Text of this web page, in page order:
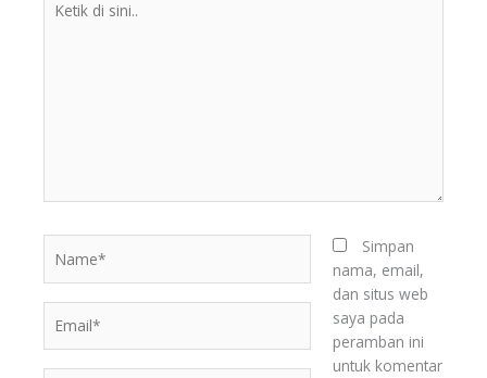
Simpan
nama, email,
dan situs web
saya pada
peramban ini
untuk komentar